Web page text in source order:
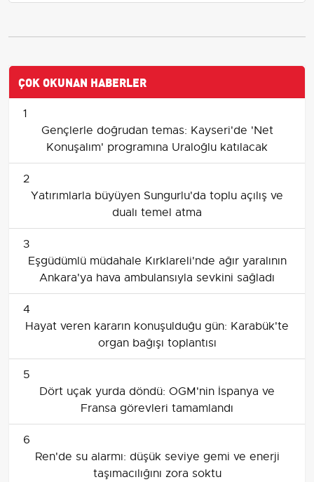
ÇOK OKUNAN HABERLER
1
Gençlerle doğrudan temas: Kayseri'de 'Net
Konuşalım' programına Uraloğlu katılacak
2
Yatırımlarla büyüyen Sungurlu'da toplu açılış ve
dualı temel atma
3
Eşgüdümlü müdahale Kırklareli'nde ağır yaralının
Ankara'ya hava ambulansıyla sevkini sağladı
4
Hayat veren kararın konuşulduğu gün: Karabük'te
organ bağışı toplantısı
5
Dört uçak yurda döndü: OGM'nin İspanya ve
Fransa görevleri tamamlandı
6
Ren'de su alarmı: düşük seviye gemi ve enerji
taşımacılığını zora soktu